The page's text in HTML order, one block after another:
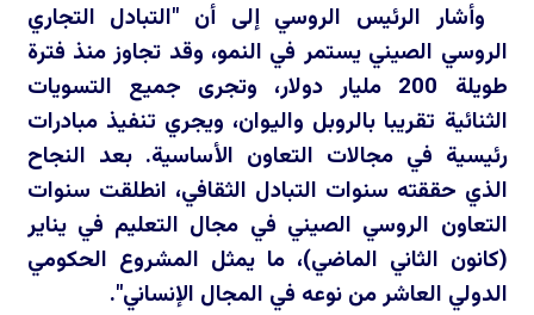
وأشار الرئيس الروسي إلى أن "التبادل التجاري
الروسي الصيني يستمر في النمو، وقد تجاوز منذ فترة
طويلة 200 مليار دولار، وتجرى جميع التسويات
الثنائية تقريبا بالروبل واليوان، ويجري تنفيذ مبادرات
رئيسية في مجالات التعاون الأساسية. بعد النجاح
الذي حققته سنوات التبادل الثقافي، انطلقت سنوات
التعاون الروسي الصيني في مجال التعليم في يناير
(كانون الثاني الماضي)، ما يمثل المشروع الحكومي
الدولي العاشر من نوعه في المجال الإنساني".